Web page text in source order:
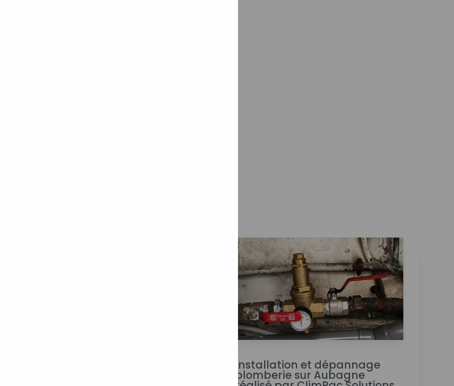
Installation et dépannage
plomberie sur Aubagne